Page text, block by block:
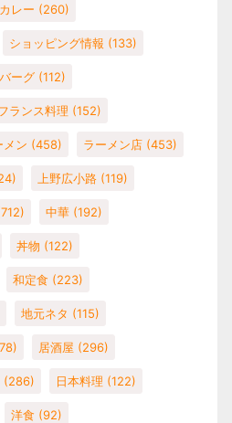
カレー (260)
ショッピング情報 (133)
ーグ (112)
ランス料理 (152)
メン (458) ラーメン店 (453)
上野広小路 (119)
中華 (192)
丼物 (122)
和定食 (223)
地元ネタ (115)
居酒屋 (296)
(286) 日本料理 (122)
洋食 (92)